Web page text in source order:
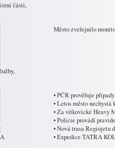
části,
Město zveřejnilo
• PČR prověřuje
• Letos město
• Za vítkovické Heavy
• Policie provádí
• Nová trasa Regiojetu
• Expedice TATRA